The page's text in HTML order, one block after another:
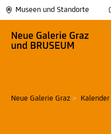
Museen und Standorte
Neue Galerie Graz > Kalender